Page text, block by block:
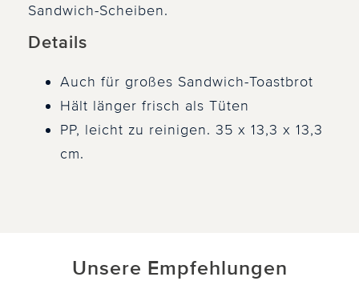
Sandwich-Scheiben.
Details
Auch für großes Sandwich-Toastbrot
Hält länger frisch als Tüten
PP, leicht zu reinigen. 35 x 13,3 x 13,3
cm.
Unsere Empfehlungen